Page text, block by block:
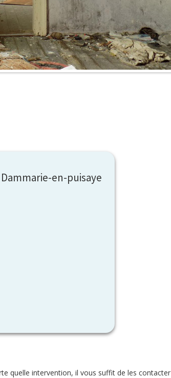
en-puisaye
quelle intervention, il vous suffit de les contacter